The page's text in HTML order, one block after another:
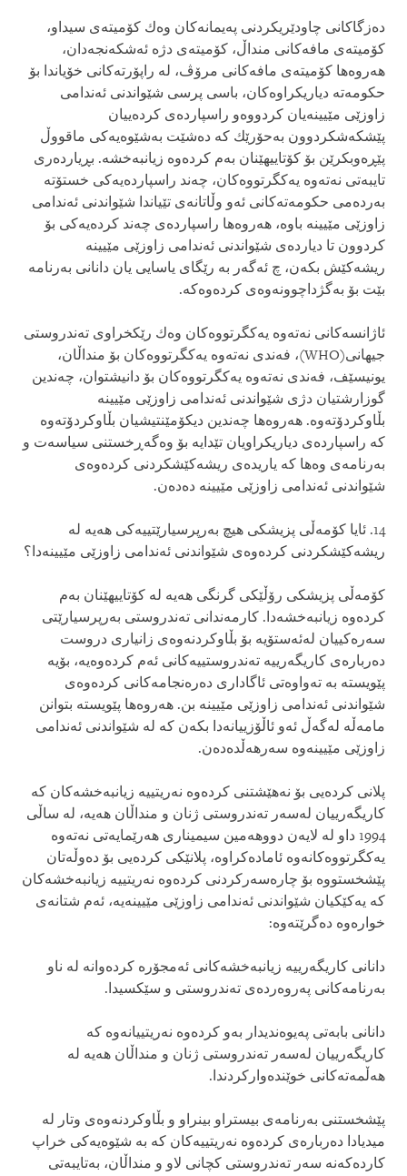
ده‌زگاكانی‌ چاودێریكردنی‌ په‌یمانه‌كان وه‌ك كۆمیته‌ی‌ سیداو،
كۆمیته‌ی‌ مافه‌كانی‌ منداڵ‌، كۆمیته‌ی‌ دژه‌ ئه‌شكه‌نجه‌دان،
هه‌روه‌ها كۆمیته‌ی‌ مافه‌كانی‌ مرۆڤ، له‌ راپۆرته‌كانی‌ خۆیاندا بۆ
حكومه‌ته‌ دیاریكراوه‌كان، باسی‌ پرسی‌ شێواندنی‌ ئه‌ندامی‌
زاوزێی مێیینه‌یان كردووه‌و راسپارده‌ی‌ كرده‌ییان
پێشكه‌شكردوون به‌حۆرێك كه‌ ده‌شێت به‌شێوه‌یه‌كی‌ ماقووڵ‌
پێڕه‌وبكرێن بۆ كۆتاییهێنان به‌م كرده‌وه‌ زیانبه‌خشه‌. بڕیارده‌ری‌
تایبه‌تی‌ نه‌ته‌وه‌ یه‌كگرتووه‌كان، چه‌ند راسپارده‌یه‌كی‌ خستۆته‌
به‌رده‌می‌ حكومه‌ته‌كانی‌ ئه‌و وڵاتانه‌ی‌ تێیاندا شێواندنی‌ ئه‌ندامی‌
زاوزێی مێیینه‌ باوه‌، هه‌روه‌ها راسپارده‌ی‌ چه‌ند كرده‌یه‌كی‌ بۆ
كردوون تا دیارده‌ی‌ شێواندنی‌ ئه‌ندامی‌ زاوزێی مێیینه‌
ریشه‌كێش بكه‌ن، چ ئه‌گه‌ر به‌ رێگای‌ یاسایی یان دانانی‌ به‌رنامه‌
بێت بۆ به‌گژداچوونه‌وه‌ی‌ كرده‌وه‌كه‌.
ئاژانسه‌كانی‌ نه‌ته‌وه‌ یه‌كگرتووه‌كان وه‌ك رێكخراوی‌ ته‌ندروستی‌
جیهانی‌(WHO)، فه‌ندی‌ نه‌ته‌وه‌ یه‌كگرتووه‌كان بۆ منداڵان،
یونیسێف، فه‌ندی‌ نه‌ته‌وه‌ یه‌كگرتووه‌كان بۆ دانیشتوان، چه‌ندین
گوزارشتیان دژی‌ شێواندنی‌ ئه‌ندامی‌ زاوزێی مێیینه‌
بڵاوكردۆته‌وه‌. هه‌روه‌ها چه‌ندین دیكۆمێنتیشیان بڵاوكردۆته‌وه‌
كه‌ راسپارده‌ی‌ دیاریكراویان تێدایه‌ بۆ وه‌گه‌ڕخستنی‌ سیاسه‌ت و
به‌رنامه‌ی‌ وه‌ها كه‌ یاریده‌ی‌ ریشه‌كێشكردنی‌ كرده‌وه‌ی‌
شێواندنی‌ ئه‌ندامی‌ زاوزێی مێیینه‌ ده‌ده‌ن.
14. ئایا كۆمه‌ڵی پزیشكی‌ هیچ به‌رپرسیارێتییه‌كی‌ هه‌یه‌ له‌
ریشه‌كێشكردنی‌ كرده‌وه‌ی‌ شێواندنی‌ ئه‌ندامی‌ زاوزێی مێیینه‌دا؟
كۆمه‌ڵی‌ پزیشكی‌ رۆڵێكی‌ گرنگی‌ هه‌یه‌ له‌ كۆتاییهێنان به‌م
كرده‌وه‌ زیانبه‌خشه‌دا. كارمه‌ندانی‌ ته‌ندروستی‌ به‌رپرسیارێتی‌
سه‌ره‌كییان له‌ئه‌ستۆیه‌ بۆ بڵاوكردنه‌وه‌ی‌ زانیاری‌ دروست
ده‌رباره‌ی‌ كاریگه‌رییه‌ ته‌ندروستییه‌كانی‌ ئه‌م كرده‌وه‌یه‌، بۆیه‌
پێویسته‌ به‌ ته‌واوه‌تی‌ ئاگاداری‌ ده‌ره‌نجامه‌كانی‌ كرده‌وه‌ی‌
شێواندنی‌ ئه‌ندامی‌ زاوزێی مێیینه‌ بن. هه‌روه‌ها پێویسته‌ بتوانن
مامه‌ڵه‌ له‌گه‌ڵ‌ ئه‌و ئاڵۆزییانه‌دا بكه‌ن كه‌ له‌ شێواندنی‌ ئه‌ندامی‌
زاوزێی مێیینه‌وه‌ سه‌رهه‌ڵده‌ده‌ن.
پلانی‌ كرده‌یی بۆ نه‌هێشتنی‌ كرده‌وه‌ نه‌ریتییه‌ زیانبه‌خشه‌كان كه‌
كاریگه‌رییان له‌سه‌ر ته‌ندروستی‌ ژنان و منداڵان هه‌یه‌، له‌ ساڵی
1994 داو له‌ لایه‌ن دووهه‌مین سیمیناری‌ هه‌رێمایه‌تی‌ نه‌ته‌وه‌
یه‌كگرتووه‌كانه‌وه‌ ئاماده‌كراوه‌، پلانێكی‌ كرده‌یی بۆ ده‌وڵه‌تان
پێشخستووه‌ بۆ چاره‌سه‌ركردنی‌ كرده‌وه‌ نه‌ریتییه‌ زیانبه‌خشه‌كان
كه‌ یه‌كێكیان شێواندنی‌ ئه‌ندامی‌ زاوزێی مێیینه‌یه‌، ئه‌م شتانه‌ی‌
خواره‌وه‌ ده‌گرێته‌وه‌:
دانانی‌ كاریگه‌رییه‌ زیانبه‌خشه‌كانی‌ ئه‌مجۆره‌ كرده‌وانه‌ له‌ ناو
به‌رنامه‌كانی‌ په‌روه‌رده‌ی‌ ته‌ندروستی‌ و سێكسیدا.
دانانی‌ بابه‌تی‌ په‌یوه‌ندیدار به‌و كرده‌وه‌ نه‌ریتییانه‌وه‌ كه‌
كاریگه‌رییان له‌سه‌ر ته‌ندروستی‌ ژنان و منداڵان هه‌یه‌ له‌
هه‌ڵمه‌ته‌كانی‌ خوێنده‌واركردندا.
پێشخستنی‌ به‌رنامه‌ی‌ بیستراو بینراو و بڵاوكردنه‌وه‌ی‌ وتار له‌
میدیادا ده‌رباره‌ی‌ كرده‌وه‌ نه‌ریتییه‌كان كه‌ به‌ شێوه‌یه‌كی‌ خراپ
كارده‌كه‌نه‌ سه‌ر ته‌ندروستی‌ كچانی‌ لاو و منداڵان، به‌تایبه‌تی‌